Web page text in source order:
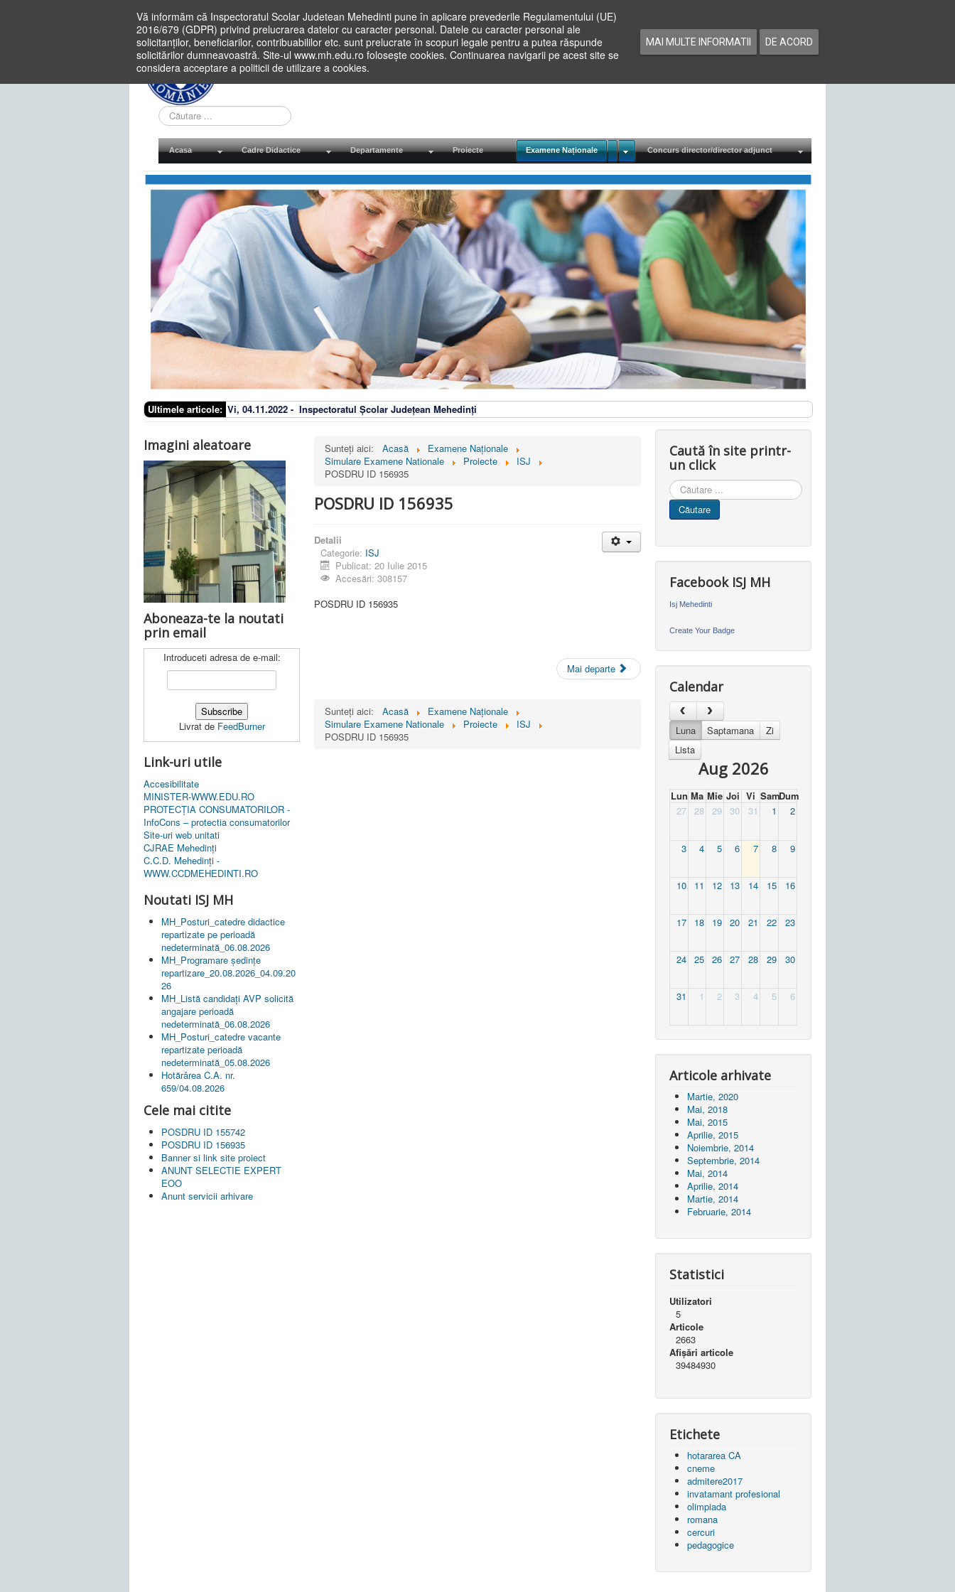
Vă informăm că Inspectoratul Scolar Judetean Mehedinti pune în aplicare prevederile Regulamentului (UE)
2016/679 (GDPR) privind prelucrarea datelor cu caracter personal. Datele cu caracter personal ale
solicitanților, beneficiarilor, contribuabililor etc. sunt prelucrate în scopuri legale pentru a putea răspunde
solicitărilor dumneavoastră. Site-ul www.mh.edu.ro folosește cookies. Continuarea navigarii pe acest site se
considera acceptare a politicii de utilizare a cookies.
MAI MULTE INFORMATII DE ACORD
Cauta
in
site
Acasa Cadre Didactice Departamente Proiecte Examene Naționale Concurs director/director adjunct
Ultimele articole: Vi, 04.11.2022 - Inspectoratul Școlar Județean Mehedinți
Imagini aleatoare
Aboneaza-te la noutati
prin email
Introduceti adresa de e-mail:
Livrat de FeedBurner
Link-uri utile
Accesibilitate
MINISTER-WWW.EDU.RO
PROTECȚIA CONSUMATORILOR -
InfoCons – protectia consumatorilor
Site-uri web unitati
CJRAE Mehedinți
C.C.D. Mehedinţi -
WWW.CCDMEHEDINTI.RO
Noutati ISJ MH
MH_Posturi_catedre didactice
repartizate pe perioadă
nedeterminată_06.08.2026
MH_Programare ședințe
repartizare_20.08.2026_04.09.20
26
MH_Listă candidați AVP solicită
angajare perioadă
nedeterminată_06.08.2026
MH_Posturi_catedre vacante
repartizate perioadă
nedeterminată_05.08.2026
Hotărârea C.A. nr.
659/04.08.2026
Cele mai citite
POSDRU ID 155742
POSDRU ID 156935
Banner si link site proiect
ANUNT SELECTIE EXPERT
EOO
Anunt servicii arhivare
Sunteți aici: Acasă
Examene Naționale
Simulare Examene Nationale
Proiecte
ISJ
POSDRU ID 156935
POSDRU ID 156935
Detalii
Categorie: ISJ
Publicat: 20 Iulie 2015
Accesări: 308157
POSDRU ID 156935
Mai departe
Sunteți aici: Acasă
Examene Naționale
Simulare Examene Nationale
Proiecte
ISJ
POSDRU ID 156935
Caută în site printr-
un click
Cauta
in
site
Căutare
Facebook ISJ MH
Isj Mehedinti
Create Your Badge
Calendar
Luna Saptamana
Zi
Lista
Aug 2026
Lun Ma Mie Joi Vi SamDum
27
28 29 30 31 1 2
3 4 5 6 7 8 9
10 11 12 13 14 15 16
17 18 19 20 21 22 23
24 25 26 27 28 29 30
31 1 2 3 4 5 6
Articole arhivate
Martie, 2020
Mai, 2018
Mai, 2015
Aprilie, 2015
Noiembrie, 2014
Septembrie, 2014
Mai, 2014
Aprilie, 2014
Martie, 2014
Februarie, 2014
Statistici
Utilizatori
5
Articole
2663
Afișări articole
39484930
Etichete
hotararea CA
cneme
admitere2017
invatamant profesional
olimpiada
romana
cercuri
pedagogice